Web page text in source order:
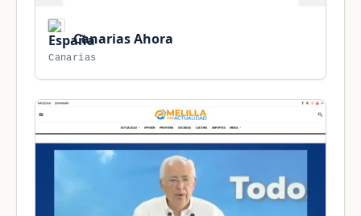
Canarias Ahora
Canarias